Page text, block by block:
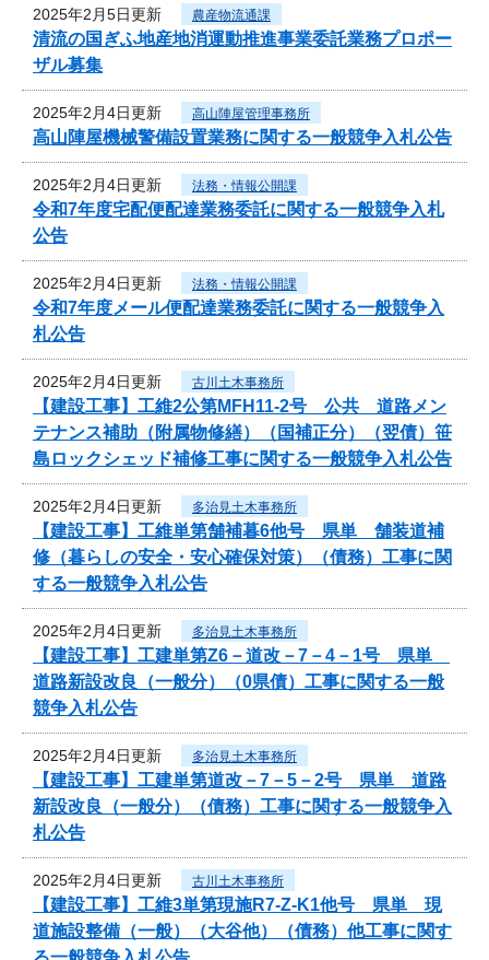
2025年2月5日更新 農産物流通課
清流の国ぎふ地産地消運動推進事業委託業務プロポー
ザル募集
2025年2月4日更新 高山陣屋管理事務所
高山陣屋機械警備設置業務に関する一般競争入札公告
2025年2月4日更新 法務・情報公開課
令和7年度宅配便配達業務委託に関する一般競争入札
公告
2025年2月4日更新 法務・情報公開課
令和7年度メール便配達業務委託に関する一般競争入
札公告
2025年2月4日更新 古川土木事務所
【建設工事】工維2公第MFH11-2号 公共 道路メン
テナンス補助（附属物修繕）（国補正分）（翌債）笹
島ロックシェッド補修工事に関する一般競争入札公告
2025年2月4日更新 多治見土木事務所
【建設工事】工維単第舗補暮6他号 県単 舗装道補
修（暮らしの安全・安心確保対策）（債務）工事に関
する一般競争入札公告
2025年2月4日更新 多治見土木事務所
【建設工事】工建単第Z6－道改－7－4－1号 県単
道路新設改良（一般分）（0県債）工事に関する一般
競争入札公告
2025年2月4日更新 多治見土木事務所
【建設工事】工建単第道改－7－5－2号 県単 道路
新設改良（一般分）（債務）工事に関する一般競争入
札公告
2025年2月4日更新 古川土木事務所
【建設工事】工維3単第現施R7-Z-K1他号 県単 現
道施設整備（一般）（大谷他）（債務）他工事に関す